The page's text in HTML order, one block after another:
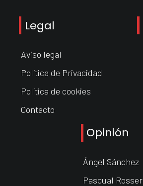
Legal
Aviso legal
Política de Privacidad
Política de cookies
Contacto
Opinión
Ángel Sánchez
Pascual Rosser